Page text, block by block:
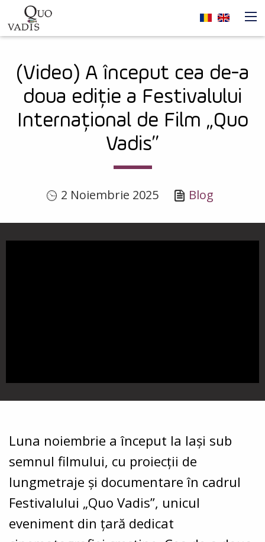
Sari la conținutul principal
Navigare
principală
(Video) A început cea de-a
doua ediție a Festivalului
Internațional de Film „Quo
Vadis”
2 Noiembrie 2025 Blog
Luna noiembrie a început la Iași sub
semnul filmului, cu proiecții de
lungmetraje și documentare în cadrul
Festivalului „Quo Vadis”, unicul
eveniment din țară dedicat